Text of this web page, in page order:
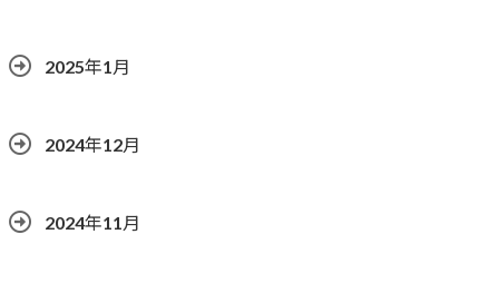
2025年1月
2024年12月
2024年11月